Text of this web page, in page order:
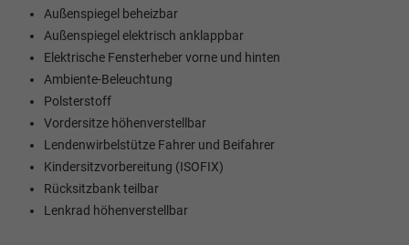
Außenspiegel beheizbar
Außenspiegel elektrisch anklappbar
Elektrische Fensterheber vorne und hinten
Ambiente-Beleuchtung
Polsterstoff
Vordersitze höhenverstellbar
Lendenwirbelstütze Fahrer und Beifahrer
Kindersitzvorbereitung (ISOFIX)
Rücksitzbank teilbar
Lenkrad höhenverstellbar